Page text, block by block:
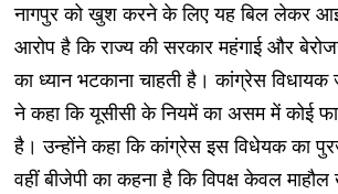
नागपुर को खुश करने के लिए यह बिल लेकर आई
आरोप है कि राज्य की सरकार महंगाई और
का ध्यान भटकाना चाहती है। कांग्रेस
ने कहा कि यूसीसी के नियमें का असम में कोई
है। उन्होंने कहा कि कांग्रेस इस विधेयक का
वहीं बीजेपी का कहना है कि विपक्ष केवल